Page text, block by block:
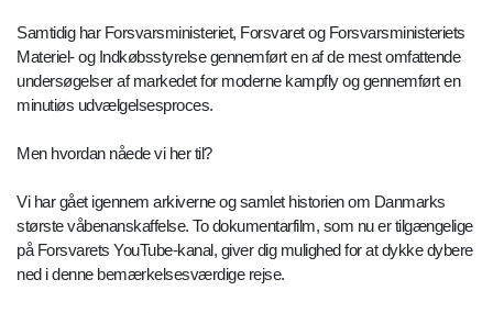
Samtidig har Forsvarsministeriet, Forsvaret og Forsvarsministeriets
Materiel- og Indkøbsstyrelse gennemført en af de mest omfattende
undersøgelser af markedet for moderne kampfly og gennemført en
minutiøs udvælgelsesproces.
Men hvordan nåede vi her til?
Vi har gået igennem arkiverne og samlet historien om Danmarks
største våbenanskaffelse. To dokumentarfilm, som nu er tilgængelige
på Forsvarets YouTube-kanal, giver dig mulighed for at dykke dybere
ned i denne bemærkelsesværdige rejse.